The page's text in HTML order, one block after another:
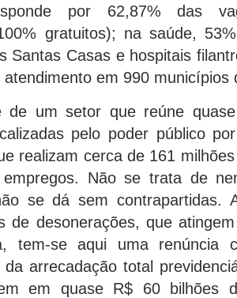
por 62,87% das
gratuitos); na saúde,
Santas Casas e hospitais
em 990 municípios
de um setor que reúne
pelo poder público
realizam cerca de 161
Não se trata de
se dá sem contrapartidas.
de desonerações, que
tem-se aqui uma renúncia
arrecadação total
em quase R$ 60 bilhões